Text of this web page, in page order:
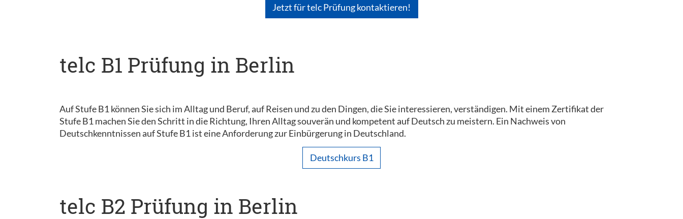
Jetzt für telc Prüfung kontaktieren!
telc B1 Prüfung in Berlin
Auf Stufe B1 können Sie sich im Alltag und Beruf, auf Reisen und zu den Dingen, die Sie interessieren, verständigen. Mit einem Zertifikat der
Stufe B1 machen Sie den Schritt in die Richtung, Ihren Alltag souverän und kompetent auf Deutsch zu meistern. Ein Nachweis von
Deutschkenntnissen auf Stufe B1 ist eine Anforderung zur Einbürgerung in Deutschland.
Deutschkurs B1
telc B2 Prüfung in Berlin